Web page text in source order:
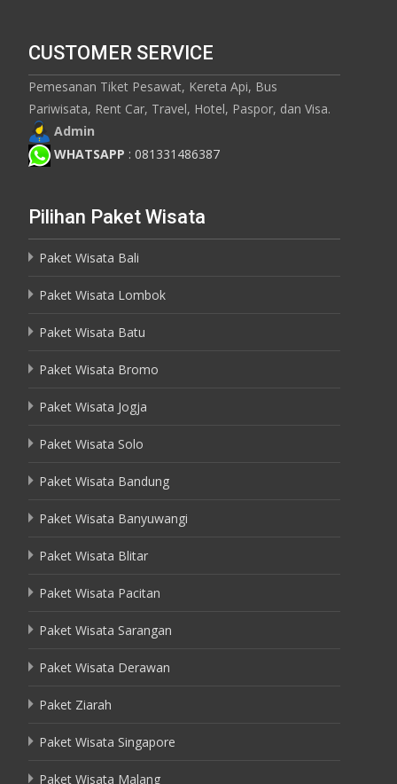
CUSTOMER SERVICE
Pemesanan Tiket Pesawat, Kereta Api, Bus
Pariwisata, Rent Car, Travel, Hotel, Paspor, dan Visa.
Admin
WHATSAPP : 081331486387
Pilihan Paket Wisata
Paket Wisata Bali
Paket Wisata Lombok
Paket Wisata Batu
Paket Wisata Bromo
Paket Wisata Jogja
Paket Wisata Solo
Paket Wisata Bandung
Paket Wisata Banyuwangi
Paket Wisata Blitar
Paket Wisata Pacitan
Paket Wisata Sarangan
Paket Wisata Derawan
Paket Ziarah
Paket Wisata Singapore
Paket Wisata Malang